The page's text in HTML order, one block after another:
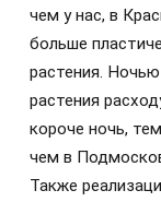
чем у нас, в
больше
растения.
растения
короче ночь,
чем в
Также